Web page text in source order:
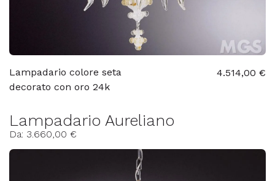
Lampadario colore seta
decorato con oro 24k
4.514,00 €
Lampadario Aureliano
Da: 3.660,00 €